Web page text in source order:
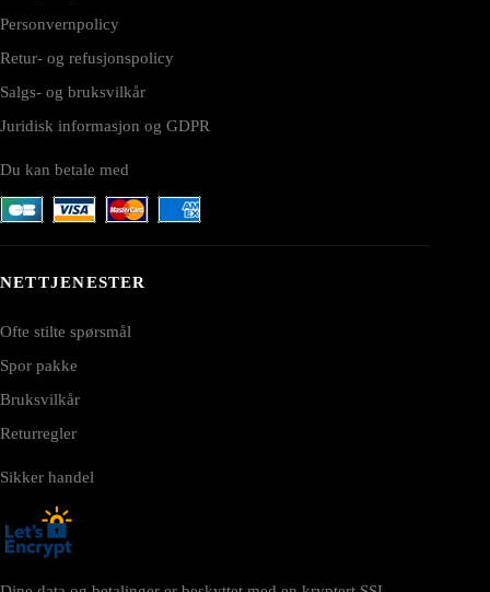
Personvernpolicy
Retur- og refusjonspolicy
Salgs- og bruksvilkår
Juridisk informasjon og GDPR
Du kan betale med
NETTJENESTER
Ofte stilte spørsmål
Spor pakke
Bruksvilkår
Returregler
Sikker handel